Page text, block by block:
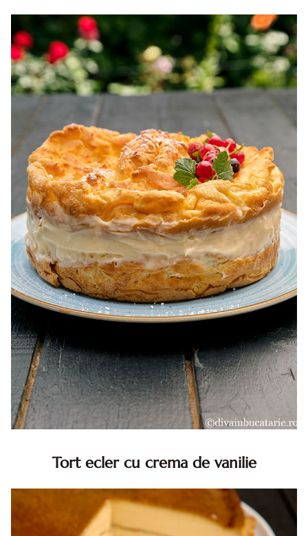
dietetice. Idei retete dietetice. 100 Retete mancare
pentru dieta.
Tort ecler cu crema de vanilie
Reteta tort ecler. Tort ecler cu crema vanilie. Reteta
Karpatka